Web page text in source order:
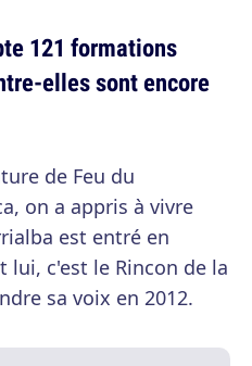
121 formations
elles sont encore
de Feu du
on a appris à vivre
est entré en
lui, c'est le Rincon de la
sa voix en 2012.